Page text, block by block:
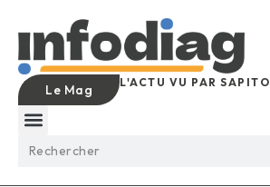
Le Mag L'ACTU VU PAR SAPITO